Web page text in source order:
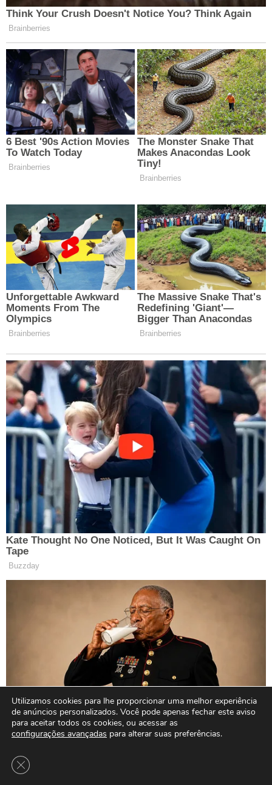
Utilizamos cookies para lhe proporcionar uma melhor experiência
de anúncios personalizados. Você pode apenas fechar este aviso
para aceitar todos os cookies, ou acessar as
configurações avançadas para alterar suas preferências.
Close GDPR Cookie Banner